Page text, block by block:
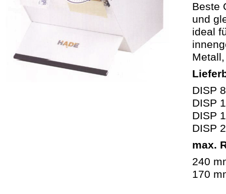
Beste
und
ideal
DISP
DISP
DISP
DISP
max.
240
170